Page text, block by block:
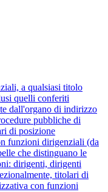
a qualsiasi titolo
quelli conferiti
dall'organo di indirizzo
pubbliche di
di posizione
funzioni dirigenziali (da
che distinguano le
dirigenti, dirigenti
titolari di
con funzioni